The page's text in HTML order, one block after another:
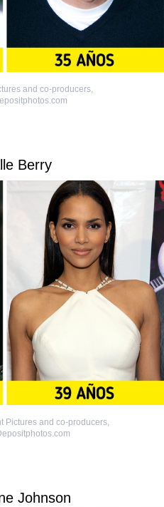
and co-producers,
Berry
Pictures and co-producers,
Johnson